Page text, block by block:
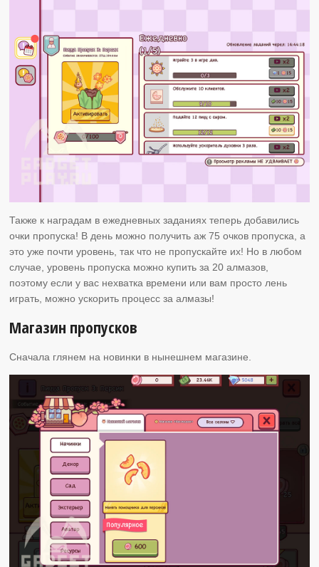
Также к наградам в ежедневных заданиях теперь добавились
очки пропуска! В день можно получить аж 75 очков пропуска, а
это уже почти уровень, так что не пропускайте их! Но в любом
случае, уровень пропуска можно купить за 20 алмазов,
поэтому если у вас нехватка времени или вам просто лень
играть, можно ускорить процесс за алмазы!
Магазин пропусков
Сначала глянем на новинки в нынешнем магазине.